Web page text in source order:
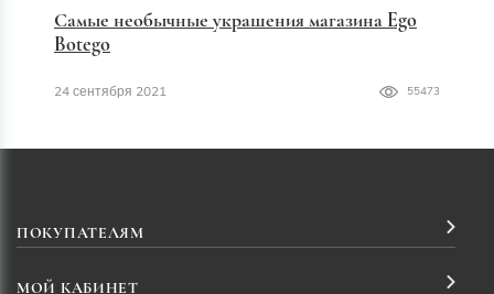
Самые необычные украшения магазина Ego
Botego
24 сентября 2021 55473
ПОКУПАТЕЛЯМ
МОЙ КАБИНЕТ